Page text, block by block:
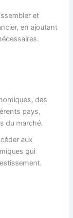
et
en ajoutant
des
pays,
du marché.
aux
qui